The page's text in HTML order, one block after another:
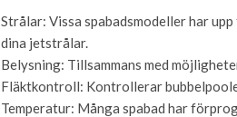
Strålar: Vissa spabadsmodeller har
dina jetstrålar.
Belysning: Tillsammans med
Fläktkontroll: Kontrollerar
Temperatur: Många spabad har